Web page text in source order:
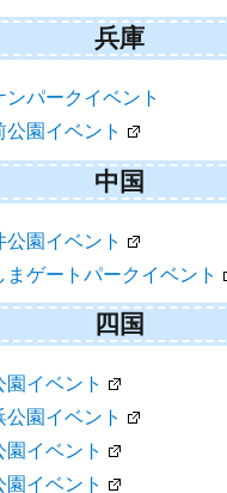
兵庫
パークイベント
園イベント
中国
公園イベント
まゲートパークイベント
四国
イベント
園イベント
イベント
イベント